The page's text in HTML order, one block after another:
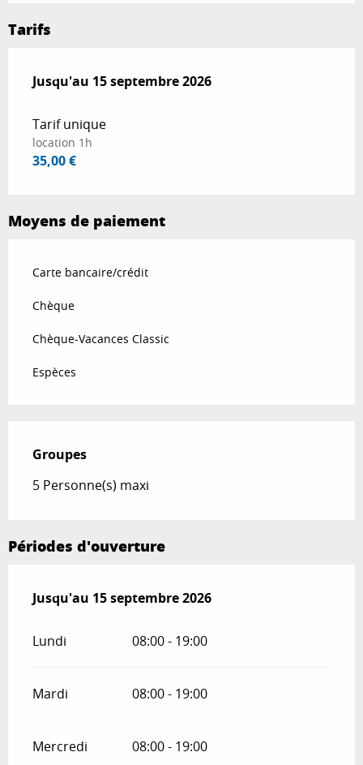
Tarifs
Du15 juin 2026au15 septembre 2026
Jusqu'au 15 septembre 2026
Tarif unique
location 1h
35,00 €
Moyens de paiement
Carte bancaire/crédit
Chèque
Chèque-Vacances Classic
Espèces
Groupes
Groupes
5 Personne(s) maxi
Périodes d'ouverture
Du15 juin 2026au15 septembre 2026
Jusqu'au 15 septembre 2026
Lundi 08:00 - 19:00
Mardi 08:00 - 19:00
Mercredi 08:00 - 19:00